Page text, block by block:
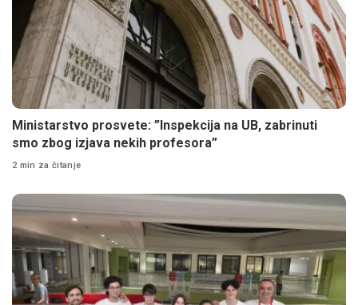
Ministarstvo prosvete: ”Inspekcija na UB, zabrinuti
smo zbog izjava nekih profesora”
2 min za čitanje